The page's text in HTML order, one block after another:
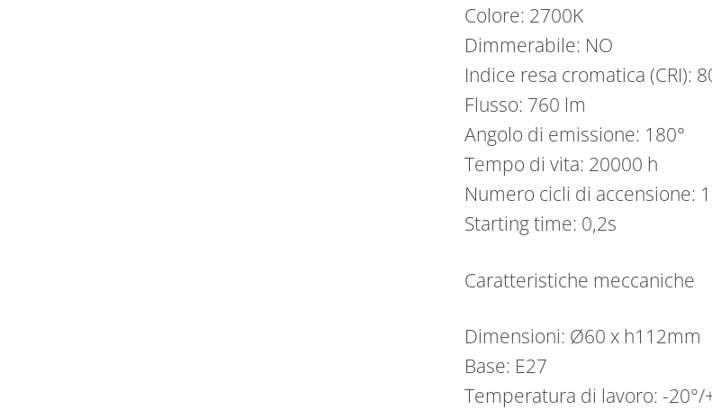
Colore: 2700K
Dimmerabile: NO
Indice resa cromatica (CRI):
Flusso: 760 lm
Angolo di emissione: 180°
Tempo di vita: 20000 h
Numero cicli di accensione:
Starting time: 0,2s
Caratteristiche meccaniche
Dimensioni: Ø60 x h112mm
Base: E27
Temperatura di lavoro: -20°/